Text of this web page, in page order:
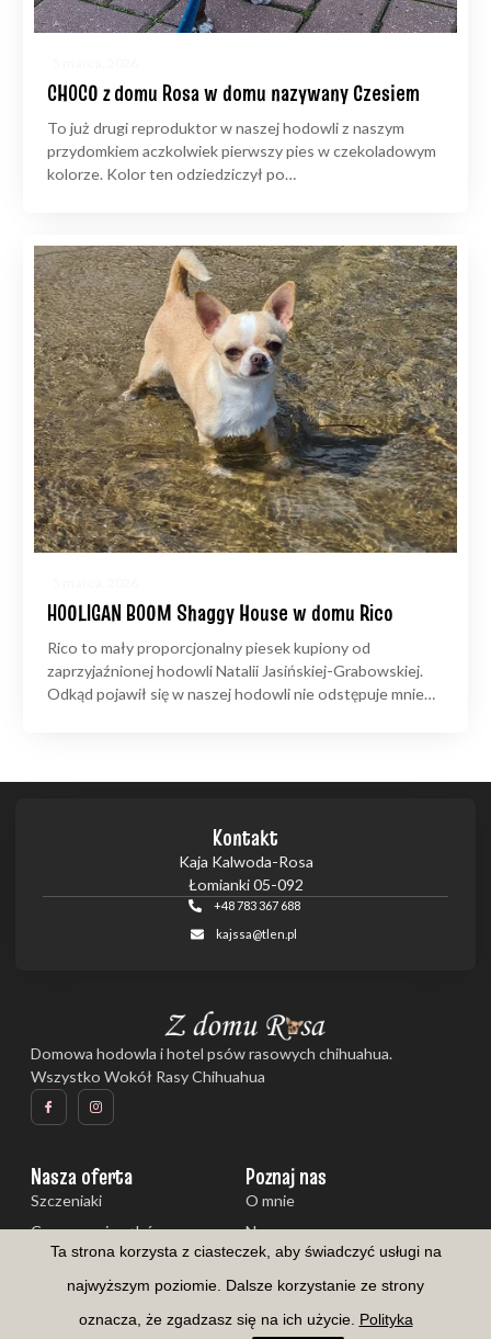
CHOCO z domu Rosa w domu nazywany Czesiem
To już drugi reproduktor w naszej hodowli z naszym
przydomkiem aczkolwiek pierwszy pies w czekoladowym
kolorze. Kolor ten odziedziczył po…
HOOLIGAN BOOM Shaggy House w domu Rico
Rico to mały proporcjonalny piesek kupiony od
zaprzyjaźnionej hodowli Natalii Jasińskiej-Grabowskiej.
Odkąd pojawił się w naszej hodowli nie odstępuje mnie…
Domowa hodowla i hotel psów rasowych chihuahua.
Wszystko Wokół Rasy Chihuahua
Nasza oferta
Szczeniaki
Czyszczenie zębów
Galeria
Poznaj nas
O mnie
Nasze psy
Aktualności
Kontakt
Kaja Kalwoda-Rosa
Łomianki 05-092
+48 783 367 688
kajssa@tlen.pl
Ta strona korzysta z ciasteczek, aby świadczyć usługi na
najwyższym poziomie. Dalsze korzystanie ze strony
oznacza, że zgadzasz się na ich użycie. Polityka